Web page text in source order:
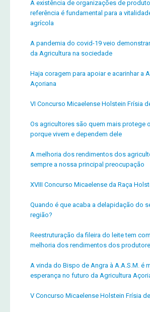
A existência de organizações de
referência é fundamental para a
agrícola
A pandemia do covid-19 veio
da Agricultura na sociedade
Haja coragem para apoiar e acarinhar a
Açoriana
VI Concurso Micaelense Holstein Frísia
Os agricultores são quem mais protege
porque vivem e dependem dele
A melhoria dos rendimentos dos
sempre a nossa principal preocupação
XVIII Concurso Micaelense da Raça
Quando é que acaba a delapidação do
região?
Reestruturação da fileira do leite tem
melhoria dos rendimentos dos
A vinda do Bispo de Angra à A.A.S.M. é
esperança no futuro da Agricultura
V Concurso Micaelense Holstein Frísia